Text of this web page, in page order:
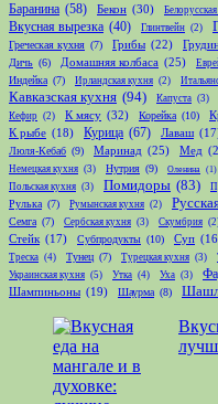
Баранина (58) Бекон (30)
Вкусная вырезка (40) Глинтвейн (2)
Греческая кухня (7) Грибы (22)
Дичь (6) Домашняя колбаса (25)
Индейка (7) Ирландская кухня (2)
Кавказская кухня (94) Капуста (3)
Кефир (2) К мясу (32) Корейка (10)
К рыбе (18) Курица (67) Лаваш
Люля-Кебаб (9) Маринад (25) Мед
Немецкая кухня (3) Нутрия (9) Оленина (1)
Польская кухня (3) Помидоры (83)
Рулька (7) Румынская кухня (2)
Семга (7) Сербская кухня (3) Скумбрия
Стейк (17) Субпродукты (10) Суп
Треска (4) Тунец (7) Турецкая кухня (3)
Украинская кухня (5) Утка (4) Уха (3)
Шампиньоны (19) Шаурма (8)